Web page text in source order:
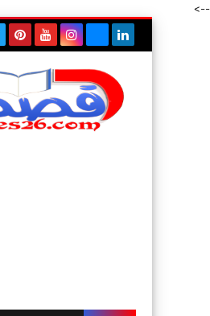
-->